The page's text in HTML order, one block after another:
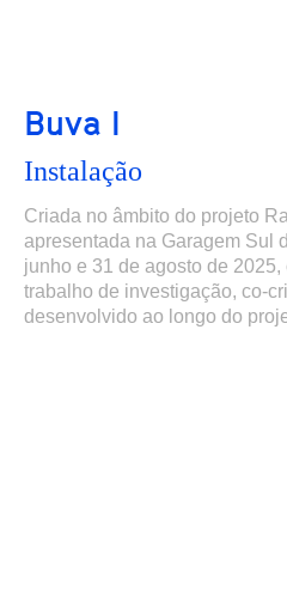
Buva I
Instalação
Criada no âmbito do projeto
apresentada na Garagem Sul
junho e 31 de agosto de
trabalho de investigação, co-
desenvolvido ao longo do